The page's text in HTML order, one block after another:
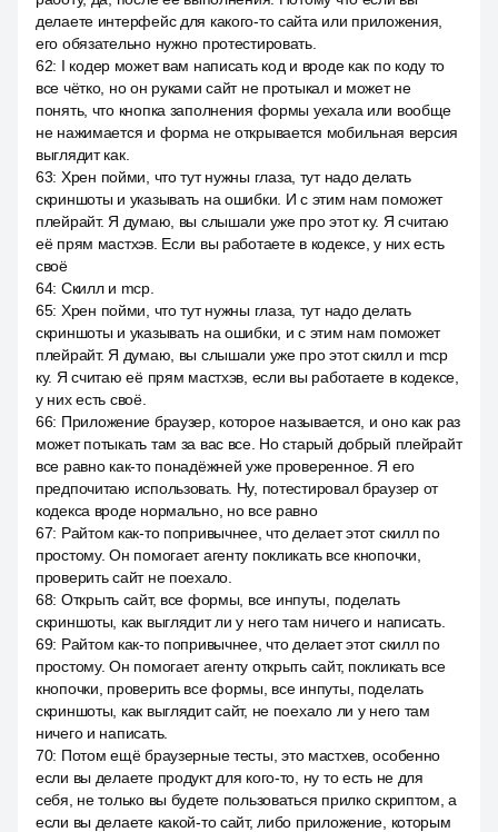
делаете интерфейс для какого-то сайта или приложения,
его обязательно нужно протестировать.
62: I кодер может вам написать код и вроде как по коду то
все чётко, но он руками сайт не протыкал и может не
понять, что кнопка заполнения формы уехала или вообще
не нажимается и форма не открывается мобильная версия
выглядит как.
63: Хрен пойми, что тут нужны глаза, тут надо делать
скриншоты и указывать на ошибки. И с этим нам поможет
плейрайт. Я думаю, вы слышали уже про этот ку. Я считаю
её прям мастхэв. Если вы работаете в кодексе, у них есть
своё
64: Скилл и mcp.
65: Хрен пойми, что тут нужны глаза, тут надо делать
скриншоты и указывать на ошибки, и с этим нам поможет
плейрайт. Я думаю, вы слышали уже про этот скилл и mcp
ку. Я считаю её прям мастхэв, если вы работаете в кодексе,
у них есть своё.
66: Приложение браузер, которое называется, и оно как раз
может потыкать там за вас все. Но старый добрый плейрайт
все равно как-то понадёжней уже проверенное. Я его
предпочитаю использовать. Ну, потестировал браузер от
кодекса вроде нормально, но все равно
67: Райтом как-то попривычнее, что делает этот скилл по
простому. Он помогает агенту покликать все кнопочки,
проверить сайт не поехало.
68: Открыть сайт, все формы, все инпуты, поделать
скриншоты, как выглядит ли у него там ничего и написать.
69: Райтом как-то попривычнее, что делает этот скилл по
простому. Он помогает агенту открыть сайт, покликать все
кнопочки, проверить все формы, все инпуты, поделать
скриншоты, как выглядит сайт, не поехало ли у него там
ничего и написать.
70: Потом ещё браузерные тесты, это мастхев, особенно
если вы делаете продукт для кого-то, ну то есть не для
себя, не только вы будете пользоваться прилко скриптом, а
если вы делаете какой-то сайт, либо приложение, которым